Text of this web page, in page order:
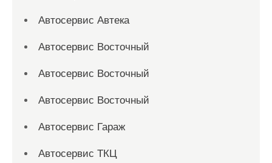
Автосервис Автека
Автосервис Восточный
Автосервис Восточный
Автосервис Восточный
Автосервис Гараж
Автосервис ТКЦ